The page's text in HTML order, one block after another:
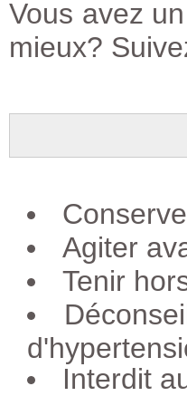
Vous avez
mieux?
Agiter
Tenir
Interdit